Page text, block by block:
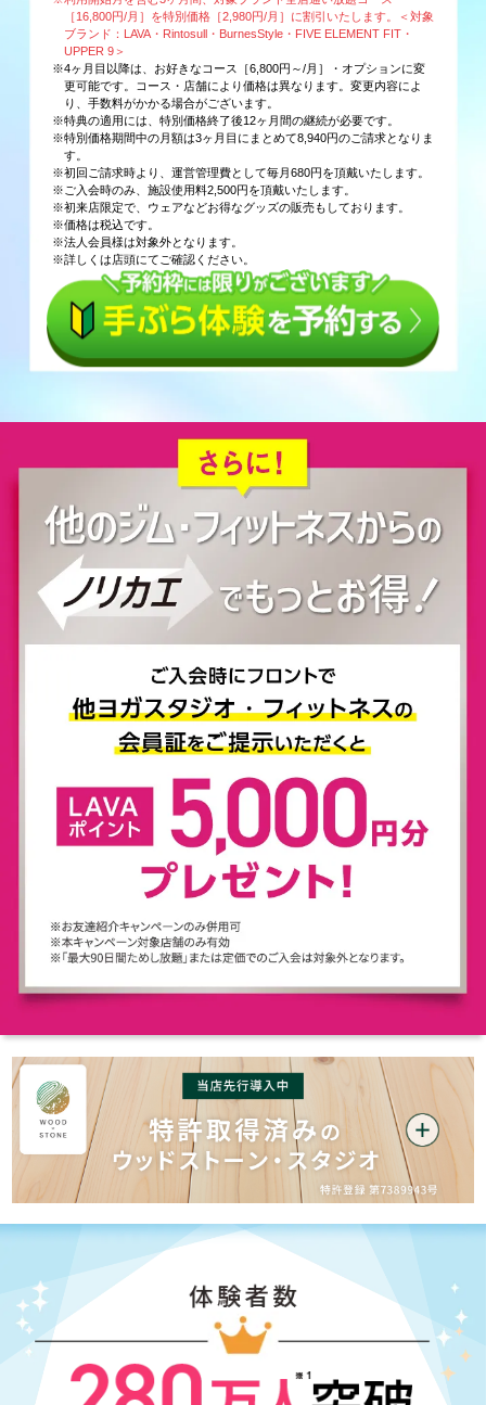
［16,800円/月］を特別価格［2,980円/月］に割引いたします。＜対象
ブランド：LAVA・Rintosull・BurnesStyle・FIVE ELEMENT FIT・
UPPER 9＞
※4ヶ月目以降は、お好きなコース［6,800円～/月］・オプションに変
更可能です。コース・店舗により価格は異なります。変更内容によ
り、手数料がかかる場合がございます。
※特典の適用には、特別価格終了後12ヶ月間の継続が必要です。
※特別価格期間中の月額は3ヶ月目にまとめて8,940円のご請求となりま
す。
※初回ご請求時より、運営管理費として毎月680円を頂戴いたします。
※ご入会時のみ、施設使用料2,500円を頂戴いたします。
※初来店限定で、ウェアなどお得なグッズの販売もしております。
※価格は税込です。
※法人会員様は対象外となります。
※詳しくは店頭にてご確認ください。